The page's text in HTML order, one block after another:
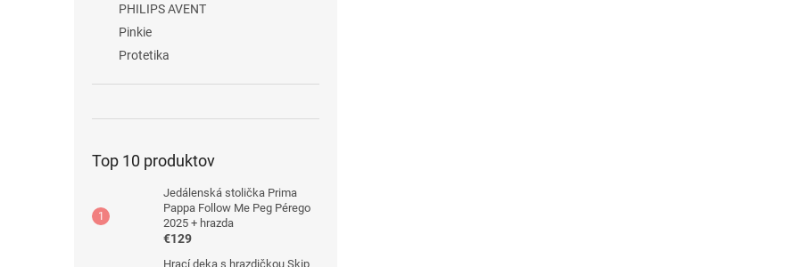
PHILIPS AVENT
Pinkie
Protetika
Top 10 produktov
Jedálenská stolička Prima
Pappa Follow Me Peg Pérego
2025 + hrazda
€129
Hrací deka s hrazdičkou Skip